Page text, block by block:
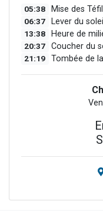
05:38 Mise des
06:37 Lever du
13:38 Heure de
20:37 Coucher du
21:19 Tombée de